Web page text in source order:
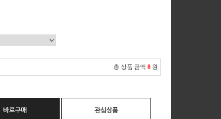
총 상품 금액 0 원
바로구매 관심상품